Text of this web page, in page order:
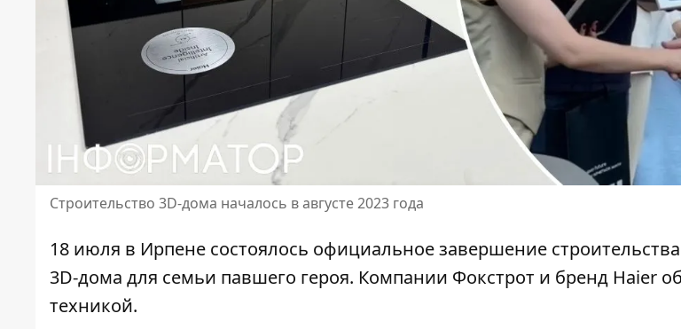
Строительство 3D-дома началось в августе 2023 года
18 июля в Ирпене состоялось официальное завершение
3D-дома для семьи павшего героя. Компании Фокстрот и бренд Haier
техникой.